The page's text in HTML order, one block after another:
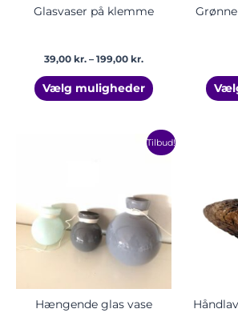
Glasvaser på klemme
39,00 kr. – 199,00 kr.
Vælg muligheder
varesiden
Tilbud!
Hængende glas vase
Prisinterval:
17,50 kr.
Dette
vare
flere
varianter.
Mulighederne
kan
varesiden